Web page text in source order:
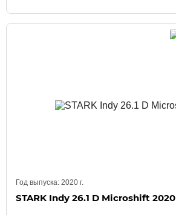
Год выпуска: 2020 г.
STARK Indy 26.1 D Microshift 2020